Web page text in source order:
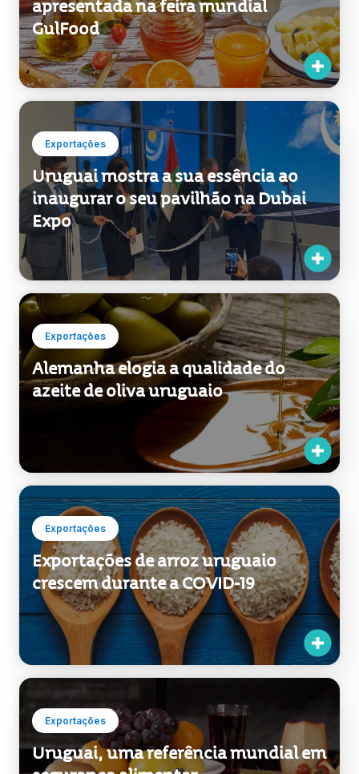
Exportações
A melhor comida uruguaia é
apresentada na feira mundial
GulFood
Exportações
Uruguai mostra a sua essência ao
inaugurar o seu pavilhão na Dubai
Expo
Alemanha elogia a qualidade do
azeite de oliva uruguaio
Exportações
Exportações de arroz uruguaio
crescem durante a COVID-19